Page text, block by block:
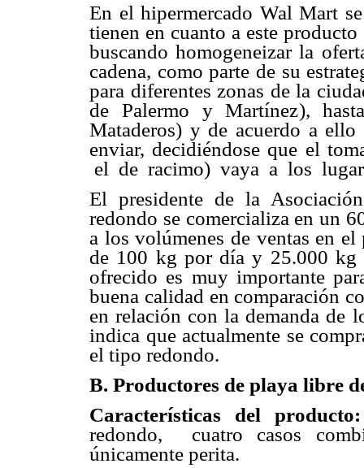
En el hipermercado Wal Mart
tienen en cuanto a este
buscando homogeneizar la
cadena, como parte de su
para diferentes zonas de la
de Palermo y Martínez),
Mataderos) y de acuerdo a
enviar, decidiéndose que el
el de racimo) vaya a los
El presidente de la
redondo se comercializa en un
a los volúmenes de ventas en
de 100 kg por día y 25.000 kg
ofrecido es muy importante
buena calidad en comparación
en relación con la demanda de
indica que actualmente se
el tipo redondo.
B. Productores de playa libre
Características del
redondo, cuatro casos
únicamente perita.